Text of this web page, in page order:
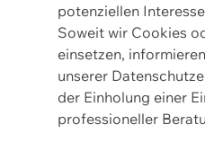
potenziellen
Soweit wir Cookies
einsetzen,
unserer
der Einholung einer
professioneller